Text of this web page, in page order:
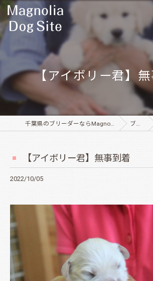
【アイボリー君】
千葉県のブリーダーならMagnolia Dog Site ブログ
【アイボリー君】無事到着
2022/10/05